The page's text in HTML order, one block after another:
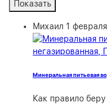
Михаил 1
Минеральная питьевая
Как правило